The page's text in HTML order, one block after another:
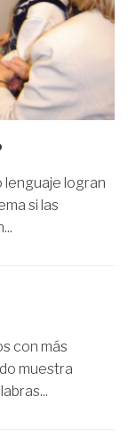
lenguaje logran
si las
con más
muestra